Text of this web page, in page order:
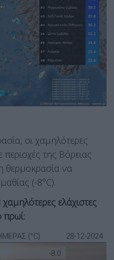
οι χαμηλότερες
της Βόρειας
θερμοκρασία να
(-8°C).
ελάχιστες
πρωί: